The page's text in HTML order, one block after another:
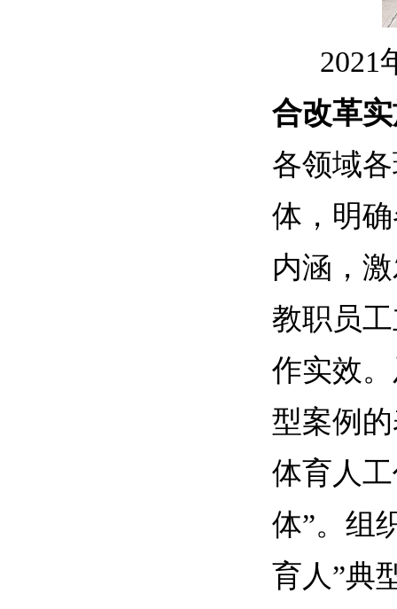
2021
合改革
各领域
体，明
内涵，
教职员
作实效
型案例
体育人
体”。组
育人”典